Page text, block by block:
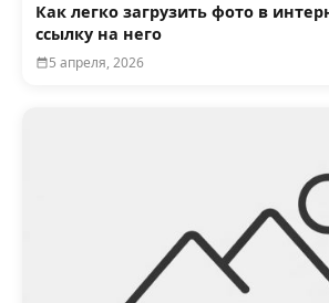
Как легко загрузить фото в
ссылку на него
5 апреля, 2026